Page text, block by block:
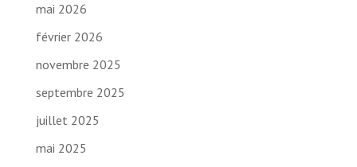
mai 2026
février 2026
novembre 2025
septembre 2025
juillet 2025
mai 2025